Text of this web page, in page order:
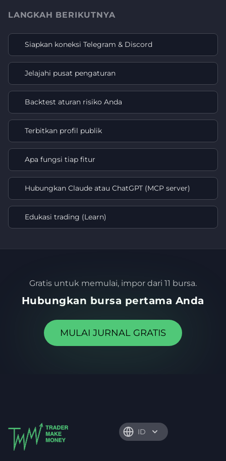
LANGKAH BERIKUTNYA
Siapkan koneksi Telegram & Discord
Jelajahi pusat pengaturan
Backtest aturan risiko Anda
Terbitkan profil publik
Apa fungsi tiap fitur
Hubungkan Claude atau ChatGPT (MCP server)
Edukasi trading (Learn)
Gratis untuk memulai, impor dari 11 bursa.
Hubungkan bursa pertama Anda
MULAI JURNAL GRATIS
ID